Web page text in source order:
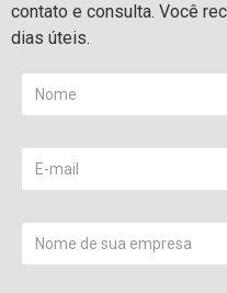
contato e consulta. Você
dias úteis.